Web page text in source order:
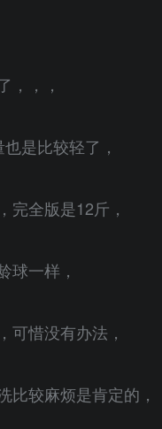
，，，
是比较轻了，
完全版是12斤，
球一样，
可惜没有办法，
比较麻烦是肯定的，